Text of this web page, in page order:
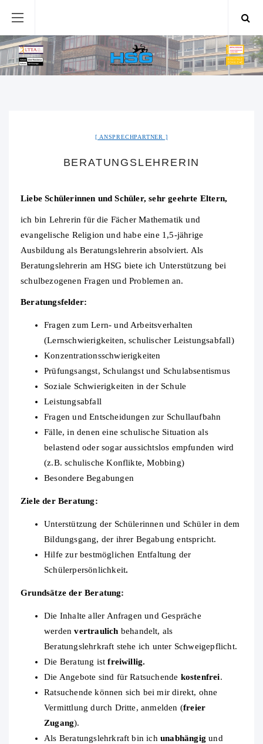
ANSPRECHPARTNER
BERATUNGSLEHRERIN
Liebe Schülerinnen und Schüler, sehr geehrte Eltern,
ich bin Lehrerin für die Fächer Mathematik und
evangelische Religion und habe eine 1,5-jährige
Ausbildung als Beratungslehrerin absolviert. Als
Beratungslehrerin am HSG biete ich Unterstützung bei
schulbezogenen Fragen und Problemen an.
Beratungsfelder:
Fragen zum Lern- und Arbeitsverhalten
(Lernschwierigkeiten, schulischer Leistungsabfall)
Konzentrationsschwierigkeiten
Prüfungsangst, Schulangst und Schulabsentismus
Soziale Schwierigkeiten in der Schule
Leistungsabfall
Fragen und Entscheidungen zur Schullaufbahn
Fälle, in denen eine schulische Situation als
belastend oder sogar aussichtslos empfunden wird
(z.B. schulische Konflikte, Mobbing)
Besondere Begabungen
Ziele der Beratung:
Unterstützung der Schülerinnen und Schüler in dem
Bildungsgang, der ihrer Begabung entspricht.
Hilfe zur bestmöglichen Entfaltung der
Schülerpersönlichkeit.
Grundsätze der Beratung:
Die Inhalte aller Anfragen und Gespräche
werdenvertraulich behandelt, als
Beratungslehrkraft stehe ich unter Schweigepflicht.
Die Beratung istfreiwillig.
Die Angebote sind für Ratsuchende kostenfrei.
Ratsuchende können sich bei mir direkt, ohne
Vermittlung durch Dritte, anmelden (freier
Zugang).
Als Beratungslehrkraft bin ichunabhängig und